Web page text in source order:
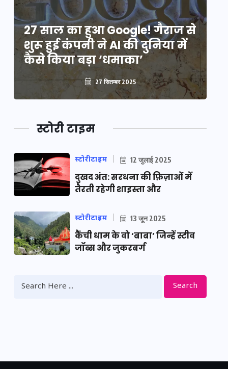
27 साल का हुआ Google! गैराज से
शुरू हुई कंपनी ने AI की दुनिया में
कैसे किया बड़ा ‘धमाका’
27 सितम्बर 2025
स्टोरी टाइम
स्टोरीटाइम 12 जुलाई 2025
दुखद अंत: सरधना की फ़िज़ाओं में
तैरती रहेगी शाइस्ता और
स्टोरीटाइम 13 जून 2025
कैंची धाम के वो ‘बाबा’ जिन्हें स्टीव
जॉब्स और जुकरबर्ग
Search